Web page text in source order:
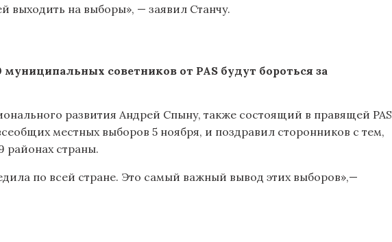
выходить на выборы», — заявил Станчу.
советников от PAS будут бороться за
развития Андрей Спыну, также состоящий в правящей PAS
местных выборов 5 ноября, и поздравил сторонников с тем,
районах страны.
по всей стране. Это самый важный вывод этих выборов»,—